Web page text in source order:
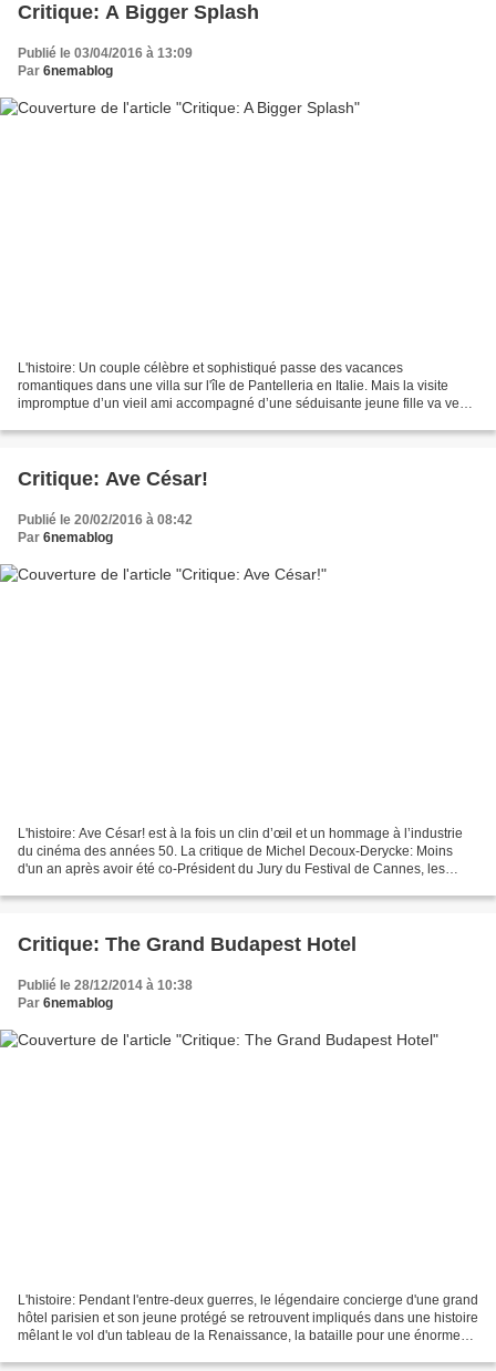
Critique: A Bigger Splash
Publié le 03/04/2016 à 13:09
Par 6nemablog
L'histoire: Un couple célèbre et sophistiqué passe des vacances
romantiques dans une villa sur l'île de Pantelleria en Italie. Mais la visite
impromptue d’un vieil ami accompagné d’une séduisante jeune fille va venir
Critique: Ave César!
Publié le 20/02/2016 à 08:42
Par 6nemablog
L'histoire: Ave César! est à la fois un clin d’œil et un hommage à l’industrie
du cinéma des années 50. La critique de Michel Decoux-Derycke: Moins
d'un an après avoir été co-Président du Jury du Festival de Cannes, les
Critique: The Grand Budapest Hotel
Publié le 28/12/2014 à 10:38
Par 6nemablog
L'histoire: Pendant l'entre-deux guerres, le légendaire concierge d'une grand
hôtel parisien et son jeune protégé se retrouvent impliqués dans une histoire
mêlant le vol d'un tableau de la Renaissance, la bataille pour une énorme